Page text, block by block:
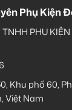
Phụ Kiện
PHỤ
Khu phố 60,
Việt Nam